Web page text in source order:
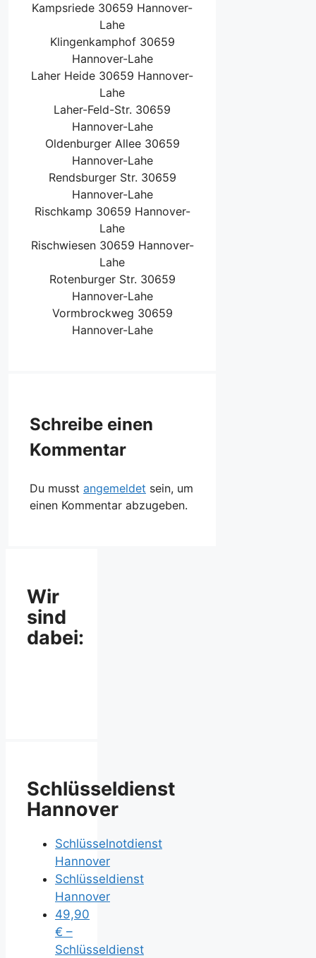
Kampsriede 30659 Hannover-
Lahe
Klingenkamphof 30659
Hannover-Lahe
Laher Heide 30659 Hannover-
Lahe
Laher-Feld-Str. 30659
Hannover-Lahe
Oldenburger Allee 30659
Hannover-Lahe
Rendsburger Str. 30659
Hannover-Lahe
Rischkamp 30659 Hannover-
Lahe
Rischwiesen 30659 Hannover-
Lahe
Rotenburger Str. 30659
Hannover-Lahe
Vormbrockweg 30659
Hannover-Lahe
Schreibe einen
Kommentar
Du musst angemeldet sein, um
einen Kommentar abzugeben.
Wir
sind
dabei:
Schlüsseldienst
Hannover
Schlüsselnotdienst
Hannover
Schlüsseldienst
Hannover
49,90
€ –
Schlüsseldienst